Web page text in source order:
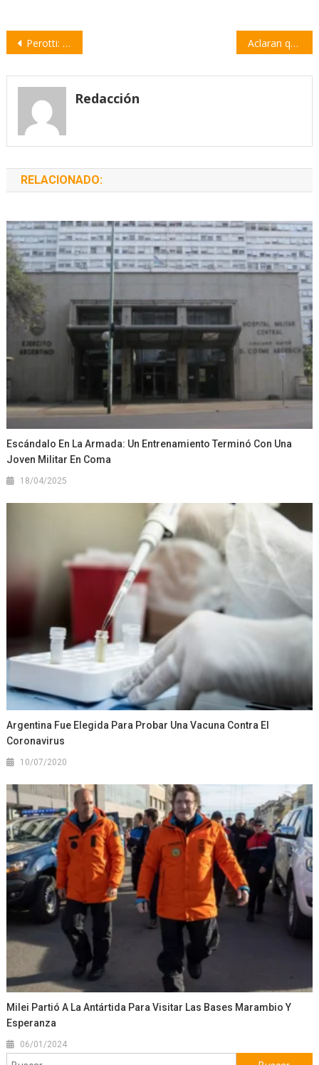
Navegación
entradas
Perotti: “Nos comprometemos a trabajar por una Santa Fe sin ranchos” Aclaran que el dióxido de cloro no es un tratamiento autorizado para el Covid-19
Redacción
RELACIONADO:
Escándalo En La Armada: Un Entrenamiento Terminó Con Una
Joven Militar En Coma
18/04/2025
Argentina Fue Elegida Para Probar Una Vacuna Contra El
Coronavirus
10/07/2020
Milei Partió A La Antártida Para Visitar Las Bases Marambio Y
Esperanza
06/01/2024
Buscar: